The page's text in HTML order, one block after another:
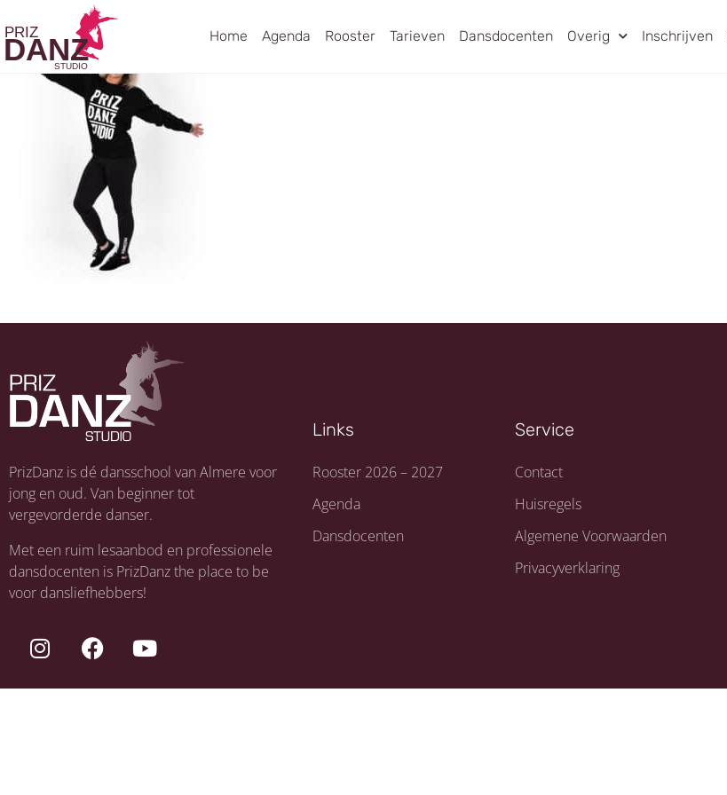
Home Agenda Rooster Tarieven Dansdocenten Overig Inschrijven
PrizDanz is dé dansschool van Almere voor
jong en oud. Van beginner tot
vergevorderde danser.
Met een ruim lesaanbod en professionele
dansdocenten is PrizDanz the place to be
voor dansliefhebbers!
Links
Rooster 2026 – 2027
Agenda
Dansdocenten
Service
Contact
Huisregels
Algemene Voorwaarden
Privacyverklaring